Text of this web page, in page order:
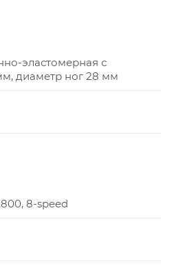
Размер рамы
эластомерная с
диаметр ног 28 мм
8-speed